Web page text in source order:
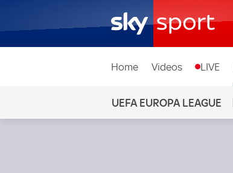
Home Videos LIVE
UEFA EUROPA LEAGUE